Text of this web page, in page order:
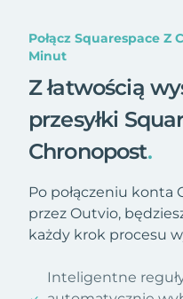
Połącz Squarespace Z
Minut
Z łatwością
przesyłki
Chronopost.
Po połączeniu konta
przez Outvio,
każdy krok procesu
Inteligentne